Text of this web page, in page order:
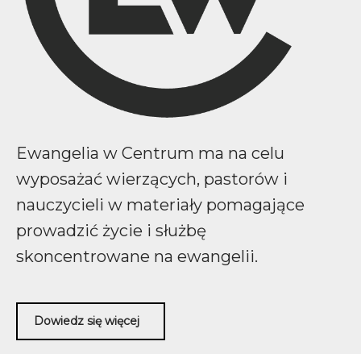
Ewangelia w Centrum ma na celu
wyposażać wierzących, pastorów i
nauczycieli w materiały pomagające
prowadzić życie i służbę
skoncentrowane na ewangelii.
Dowiedz się więcej